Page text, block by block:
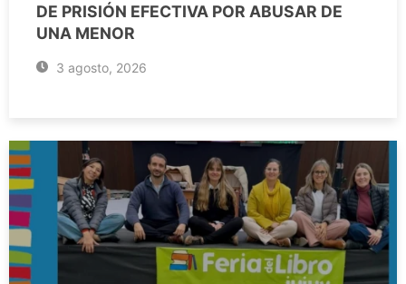
DE PRISIÓN EFECTIVA POR ABUSAR DE
UNA MENOR
3 agosto, 2026